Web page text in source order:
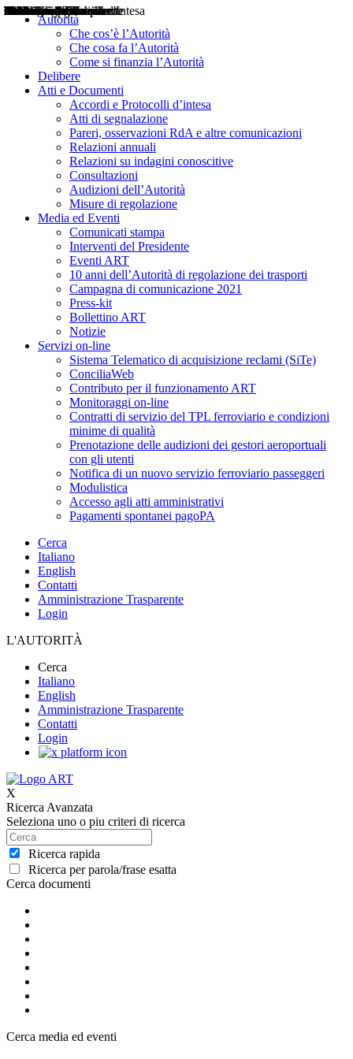
Autorità
Che cos’è l’Autorità
Che cosa fa l’Autorità
Come si finanzia l’Autorità
Delibere
Atti e Documenti
Accordi e Protocolli d’intesa
Atti di segnalazione
Pareri, osservazioni RdA e altre comunicazioni
Relazioni annuali
Relazioni su indagini conoscitive
Consultazioni
Audizioni dell’Autorità
Misure di regolazione
Media ed Eventi
Comunicati stampa
Interventi del Presidente
Eventi ART
10 anni dell’Autorità di regolazione dei trasporti
Campagna di comunicazione 2021
Press-kit
Bollettino ART
Notizie
Servizi on-line
Sistema Telematico di acquisizione reclami (SiTe)
ConciliaWeb
Contributo per il funzionamento ART
Monitoraggi on-line
Contratti di servizio del TPL ferroviario e condizioni
minime di qualità
Prenotazione delle audizioni dei gestori aeroportuali
con gli utenti
Notifica di un nuovo servizio ferroviario passeggeri
Modulistica
Accesso agli atti amministrativi
Pagamenti spontanei pagoPA
Cerca
Italiano
English
Contatti
Amministrazione Trasparente
Login
L'AUTORITÀ
Cerca
Italiano
English
Amministrazione Trasparente
Contatti
Login
X
Ricerca Avanzata
Seleziona uno o piu criteri di ricerca
Ricerca rapida
Ricerca per parola/frase esatta
Cerca documenti
Delibere
Pareri
Consultazioni
Audizioni
Atti di Segnalazione
Accordi e Protocolli d'Intesa
Relazioni annuali
Misure di regolazione
Cerca media ed eventi
Notizie
Comunicati Stampa
Bollettini ART
Convegni ART
Interviste del Presidente
Articoli in primo piano
Interventi del Presidente
2004
2005
2010
2013
2014
2015
2016
2017
2018
2019
202
2020
2021
2022
2023
2024
2025
2026
Aereo
Marittimo
Terrestre